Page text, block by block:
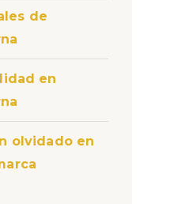
de
en
olvidado en